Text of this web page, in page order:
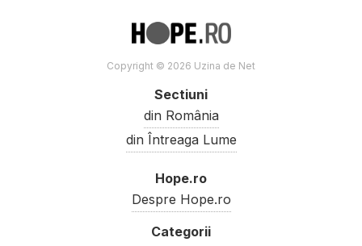
Copyright © 2026 Uzina de Net
Sectiuni
din România
din Întreaga Lume
Hope.ro
Despre Hope.ro